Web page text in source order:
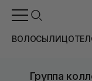
ВОЛОСЫЛИЦО
Группа